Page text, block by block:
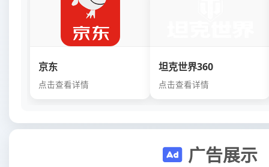
京东
点击查看详情
坦克世界360
点击查看详情
广告展示